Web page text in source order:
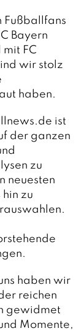
Fußballfans
Bayern
FC
wir stolz
haben.
ist
der ganzen
zu
neuesten
hin zu
haben wir
reichen
gewidmet
Momente,